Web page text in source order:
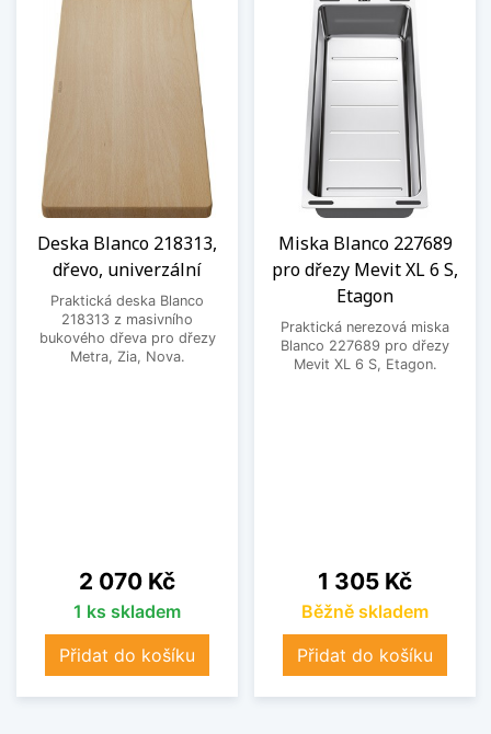
Deska Blanco 218313,
dřevo, univerzální
Praktická deska Blanco
218313 z masivního
bukového dřeva pro dřezy
Metra, Zia, Nova.
Cena
2 070 Kč
1 ks skladem
Přidat do košíku
Miska Blanco 227689
pro dřezy Mevit XL 6 S,
Etagon
Praktická nerezová miska
Blanco 227689 pro dřezy
Mevit XL 6 S, Etagon.
Cena
1 305 Kč
Běžně skladem
Přidat do košíku